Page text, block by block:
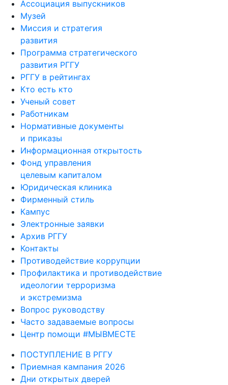
Ассоциация выпускников
Музей
Миссия и стратегия
развития
Программа стратегического
развития РГГУ
РГГУ в рейтингах
Кто есть кто
Ученый совет
Работникам
Нормативные документы
и приказы
Информационная открытость
Фонд управления
целевым капиталом
Юридическая клиника
Фирменный стиль
Кампус
Электронные заявки
Архив РГГУ
Контакты
Противодействие коррупции
Профилактика и противодействие
идеологии терроризма
и экстремизма
Вопрос руководству
Часто задаваемые вопросы
Центр помощи #МЫВМЕСТЕ
ПОСТУПЛЕНИЕ В РГГУ
Приемная кампания 2026
Дни открытых дверей